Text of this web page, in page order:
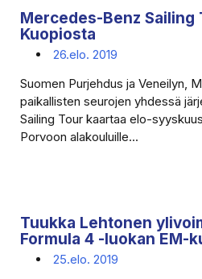
Mercedes-Benz Sailing
Kuopiosta
26.elo. 2019
Suomen Purjehdus ja Veneilyn,
paikallisten seurojen yhdessä
Sailing Tour kaartaa elo-
Porvoon alakouluille...
Tuukka Lehtonen
Formula 4 -luokan EM-
25.elo. 2019